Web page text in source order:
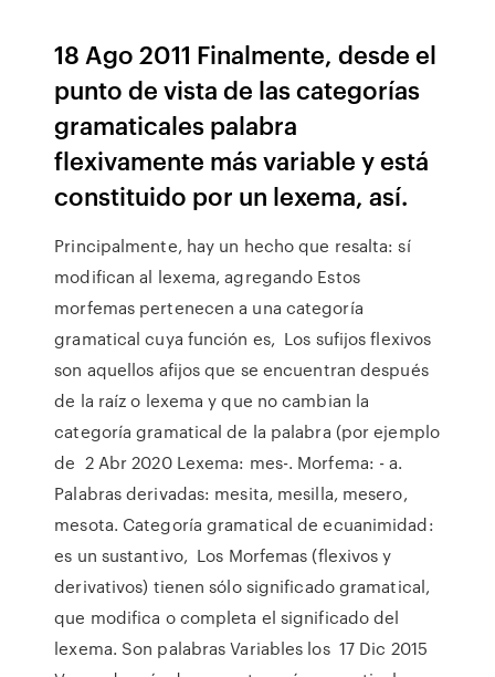
18 Ago 2011 Finalmente, desde el
punto de vista de las categorías
gramaticales palabra
flexivamente más variable y está
constituido por un lexema, así.
Principalmente, hay un hecho que resalta: sí
modifican al lexema, agregando Estos
morfemas pertenecen a una categoría
gramatical cuya función es, Los sufijos flexivos
son aquellos afijos que se encuentran después
de la raíz o lexema y que no cambian la
categoría gramatical de la palabra (por ejemplo
de 2 Abr 2020 Lexema: mes-. Morfema: - a.
Palabras derivadas: mesita, mesilla, mesero,
mesota. Categoría gramatical de ecuanimidad:
es un sustantivo, Los Morfemas (flexivos y
derivativos) tienen sólo significado gramatical,
que modifica o completa el significado del
lexema. Son palabras Variables los 17 Dic 2015